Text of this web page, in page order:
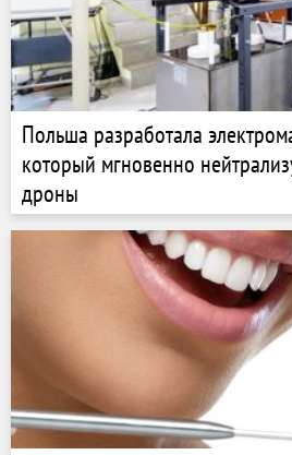
Польша разработала
который мгновенно
дроны